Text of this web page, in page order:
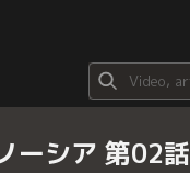
ーシア 第02話